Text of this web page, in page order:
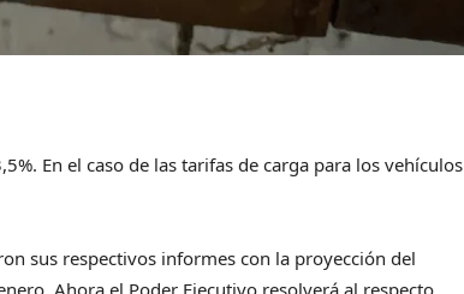
En el caso de las tarifas de carga para los vehículos
sus respectivos informes con la proyección del